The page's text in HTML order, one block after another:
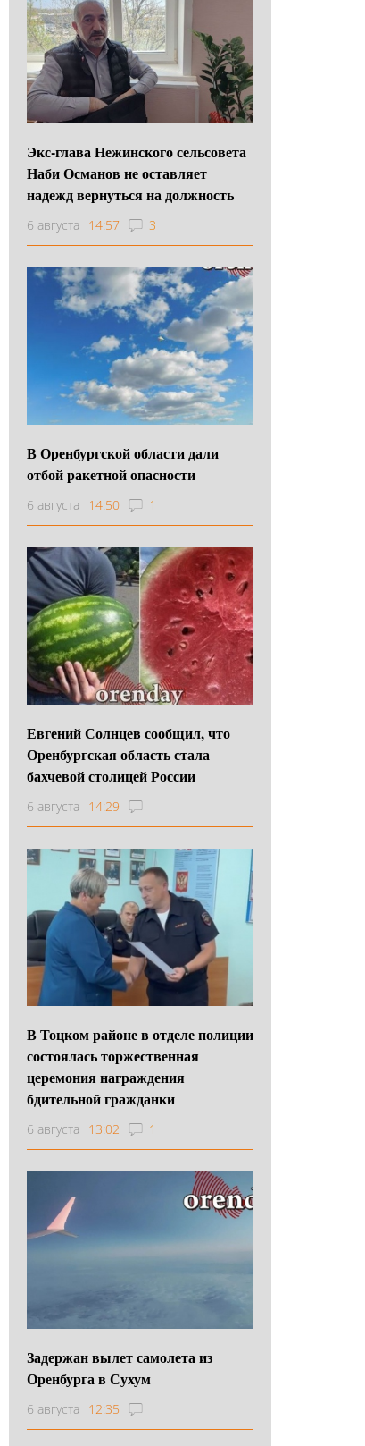
Экс-глава Нежинского сельсовета
Наби Османов не оставляет
надежд вернуться на должность
6 августа 14:57 3
В Оренбургской области дали
отбой ракетной опасности
6 августа 14:50 1
Евгений Солнцев сообщил, что
Оренбургская область стала
бахчевой столицей России
6 августа 14:29
В Тоцком районе в отделе полиции
состоялась торжественная
церемония награждения
бдительной гражданки
6 августа 13:02 1
Задержан вылет самолета из
Оренбурга в Сухум
6 августа 12:35